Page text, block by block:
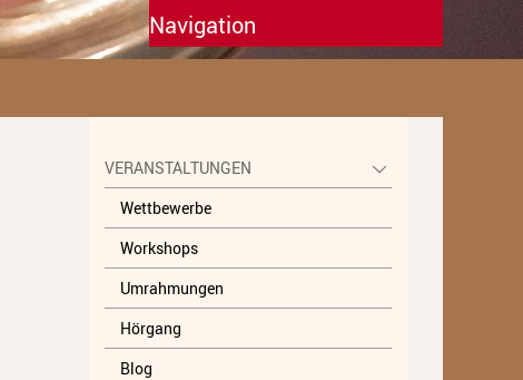
Navigation
Alte Musik
Blasinstrumente
Dirigieren
Elementare Musikpädagogik
Feldenkrais
VERANSTALTUNGEN
Wettbewerbe
Workshops
Umrahmungen
Hörgang
Blog